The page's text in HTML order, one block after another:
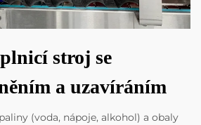
stroj se
a uzavíráním
(voda, nápoje, alkohol) a obaly